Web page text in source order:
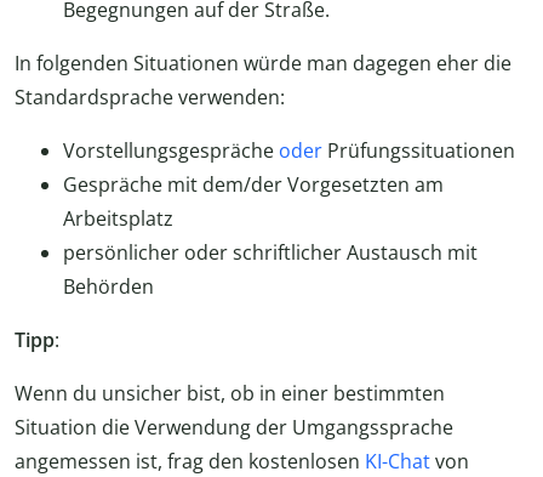
Begegnungen auf der Straße.
In folgenden Situationen würde man dagegen eher die
Standardsprache verwenden:
Vorstellungsgespräche oder Prüfungssituationen
Gespräche mit dem/der Vorgesetzten am
Arbeitsplatz
persönlicher oder schriftlicher Austausch mit
Behörden
Tipp:
Wenn du unsicher bist, ob in einer bestimmten
Situation die Verwendung der Umgangssprache
angemessen ist, frag den kostenlosen KI-Chatvon